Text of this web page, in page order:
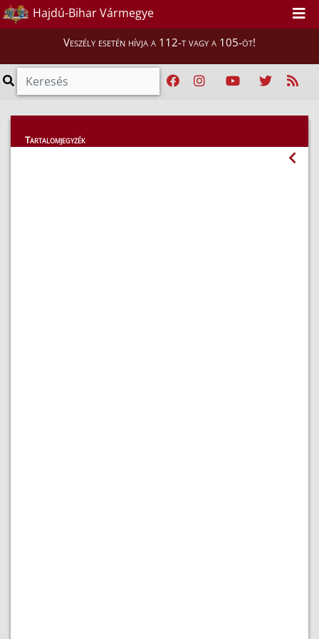
Hajdú-Bihar Vármegye
Veszély esetén hívja a 112-t vagy a 105-öt!
Lakosság
Tartalomjegyzék